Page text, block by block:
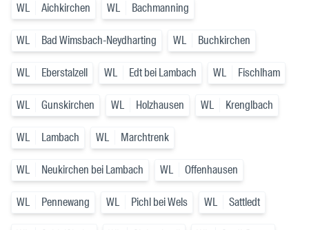
WL Aichkirchen WL Bachmanning
WL Bad Wimsbach-Neydharting WL Buchkirchen
WL Eberstalzell WL Edt bei Lambach WL Fischlham
WL Gunskirchen WL Holzhausen WL Krenglbach
WL Lambach WL Marchtrenk
WL Neukirchen bei Lambach WL Offenhausen
WL Pennewang WL Pichl bei Wels WL Sattledt